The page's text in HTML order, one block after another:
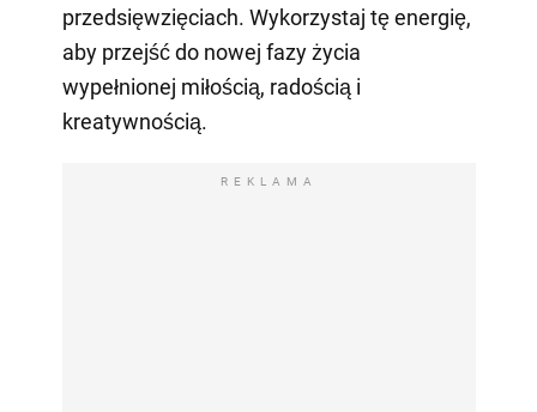
przedsięwzięciach. Wykorzystaj tę energię,
aby przejść do nowej fazy życia
wypełnionej miłością, radością i
kreatywnością.
REKLAMA